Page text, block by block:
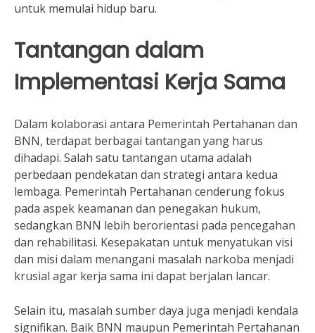
untuk memulai hidup baru.
Tantangan dalam
Implementasi Kerja Sama
Dalam kolaborasi antara Pemerintah Pertahanan dan
BNN, terdapat berbagai tantangan yang harus
dihadapi. Salah satu tantangan utama adalah
perbedaan pendekatan dan strategi antara kedua
lembaga. Pemerintah Pertahanan cenderung fokus
pada aspek keamanan dan penegakan hukum,
sedangkan BNN lebih berorientasi pada pencegahan
dan rehabilitasi. Kesepakatan untuk menyatukan visi
dan misi dalam menangani masalah narkoba menjadi
krusial agar kerja sama ini dapat berjalan lancar.
Selain itu, masalah sumber daya juga menjadi kendala
signifikan. Baik BNN maupun Pemerintah Pertahanan